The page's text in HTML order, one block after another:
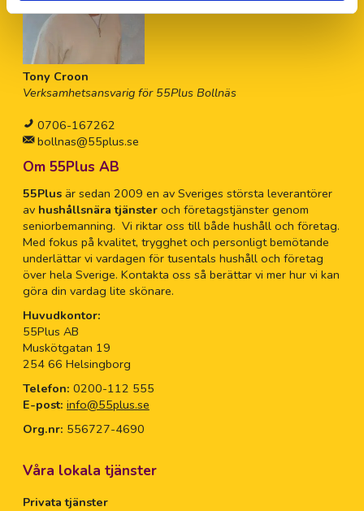
Tony Croon
Verksamhetsansvarig för 55Plus Bollnäs
0706-167262
bollnas@55plus.se
Om 55Plus AB
55Plusär sedan 2009 en av Sveriges största leverantörer
av hushållsnära tjänsteroch företagstjänster genom
seniorbemanning. Vi riktar oss till både hushåll och företag.
Med fokus på kvalitet, trygghet och personligt bemötande
underlättar vi vardagen för tusentals hushåll och företag
över hela Sverige. Kontakta oss så berättar vi mer hur vi kan
göra din vardag lite skönare.
Huvudkontor:
55Plus AB
Muskötgatan 19
254 66 Helsingborg
Telefon: 0200-112 555
E-post: info@55plus.se
Org.nr: 556727-4690
Våra lokala tjänster
Privata tjänster